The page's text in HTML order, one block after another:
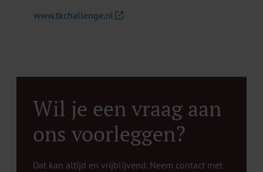
www.tkchallenge.nl
Wil je een vraag aan
ons voorleggen?
Dat kan altijd en vrijblijvend. Neem contact met